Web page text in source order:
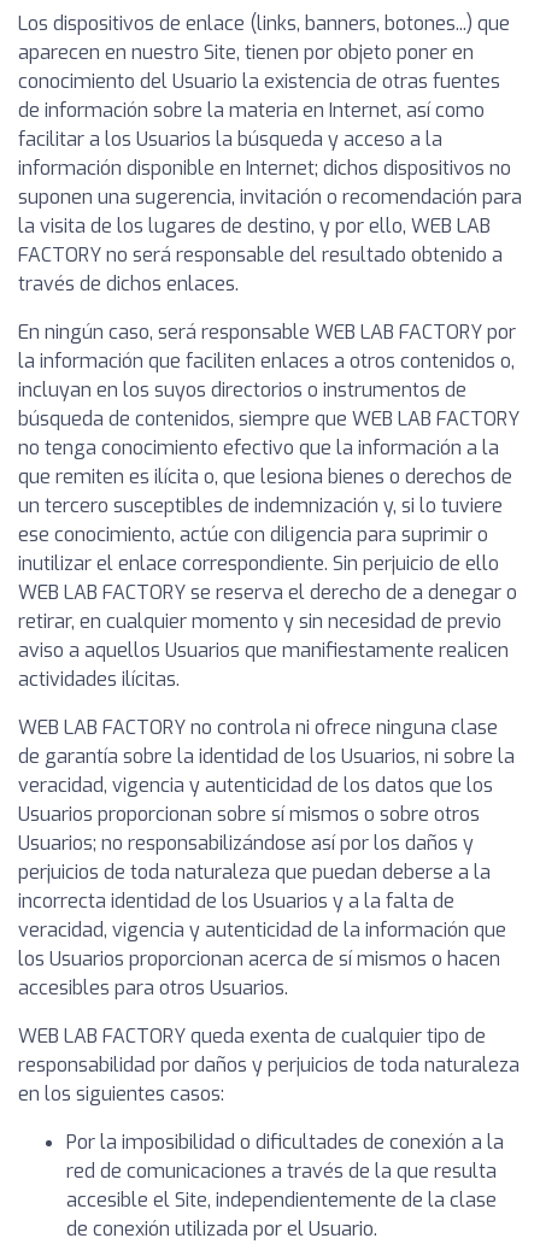
Los dispositivos de enlace (links, banners, botones...) que
aparecen en nuestro Site, tienen por objeto poner en
conocimiento del Usuario la existencia de otras fuentes
de información sobre la materia en Internet, así como
facilitar a los Usuarios la búsqueda y acceso a la
información disponible en Internet; dichos dispositivos no
suponen una sugerencia, invitación o recomendación para
la visita de los lugares de destino, y por ello, WEB LAB
FACTORY no será responsable del resultado obtenido a
través de dichos enlaces.
En ningún caso, será responsable WEB LAB FACTORY por
la información que faciliten enlaces a otros contenidos o,
incluyan en los suyos directorios o instrumentos de
búsqueda de contenidos, siempre que WEB LAB FACTORY
no tenga conocimiento efectivo que la información a la
que remiten es ilícita o, que lesiona bienes o derechos de
un tercero susceptibles de indemnización y, si lo tuviere
ese conocimiento, actúe con diligencia para suprimir o
inutilizar el enlace correspondiente. Sin perjuicio de ello
WEB LAB FACTORY se reserva el derecho de a denegar o
retirar, en cualquier momento y sin necesidad de previo
aviso a aquellos Usuarios que manifiestamente realicen
actividades ilícitas.
WEB LAB FACTORY no controla ni ofrece ninguna clase
de garantía sobre la identidad de los Usuarios, ni sobre la
veracidad, vigencia y autenticidad de los datos que los
Usuarios proporcionan sobre sí mismos o sobre otros
Usuarios; no responsabilizándose así por los daños y
perjuicios de toda naturaleza que puedan deberse a la
incorrecta identidad de los Usuarios y a la falta de
veracidad, vigencia y autenticidad de la información que
los Usuarios proporcionan acerca de sí mismos o hacen
accesibles para otros Usuarios.
WEB LAB FACTORY queda exenta de cualquier tipo de
responsabilidad por daños y perjuicios de toda naturaleza
en los siguientes casos:
Por la imposibilidad o dificultades de conexión a la
red de comunicaciones a través de la que resulta
accesible el Site, independientemente de la clase
de conexión utilizada por el Usuario.